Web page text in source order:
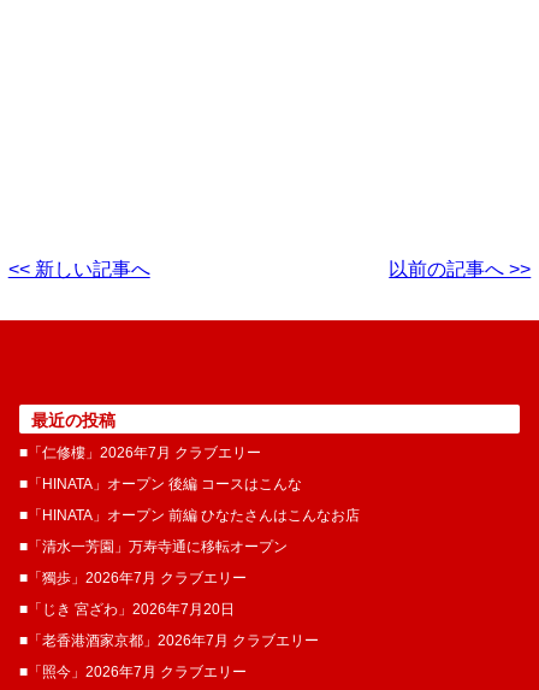
<< 新しい記事へ 以前の記事へ >>
最近の投稿
■「仁修樓」2026年7月 クラブエリー
■「HINATA」オープン 後編 コースはこんな
■「HINATA」オープン 前編 ひなたさんはこんなお店
■「清水一芳園」万寿寺通に移転オープン
■「獨歩」2026年7月 クラブエリー
■「じき 宮ざわ」2026年7月20日
■「老香港酒家京都」2026年7月 クラブエリー
■「照今」2026年7月 クラブエリー